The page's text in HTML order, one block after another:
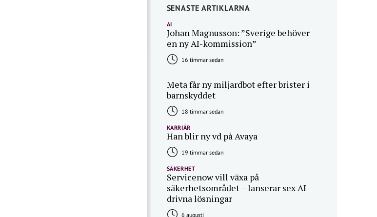
SENASTE ARTIKLARNA
AI
Johan Magnusson: ”Sverige behöver
en ny AI-kommission”
16 timmar sedan
Meta får ny miljardbot efter brister i
barnskyddet
18 timmar sedan
KARRIÄR
Han blir ny vd på Avaya
19 timmar sedan
SÄKERHET
Servicenow vill växa på
säkerhetsområdet – lanserar sex AI-
drivna lösningar
6 augusti